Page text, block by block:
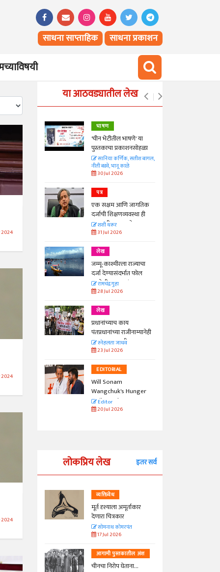
साधना साप्ताहिक साधना प्रकाशन
या आठवड्यातील लेख
जपणारी
मान्यवर
भाषण
'चीन भेटीतील भाषणे' या
पुस्तकाचा प्रकाशनसोहळा
सानिया कर्णिक, सतीश बागल,
नीती बडवे, भानू काळे
30 Jul 2026
पत्र
एक सक्षम आणि जागतिक
दर्जाची शिक्षणव्यवस्था ही
काळाची गरज आहे
शशी थरूर
31 Jul 2026
लेख
जम्मू-काश्मीरला राज्याचा
दर्जा देण्यासंदर्भात फोल
ठरलेली आश्वासनं
रामचंद्र गुहा
28 Jul 2026
लेख
प्रधानांच्याच काय
पंतप्रधानांच्या राजीनाम्यानेही
प्रश्न सुटणार नाही, पण...
स्नेहलता जाधव
23 Jul 2026
EDITORIAL
Will Sonam
Wangchuk's Hunger
Strike Make a
Difference?
Editor
20 Jul 2026
लोकप्रिय लेख इतर सर्व
व्यक्तिवेध
मूर्त दृश्याला अमूर्ताकार
देणारा चित्रकार
सोमनाथ कोमरपंत
17 Jul 2026
आगामी पुस्तकातील अंश
चीनचा निरोप घेताना...